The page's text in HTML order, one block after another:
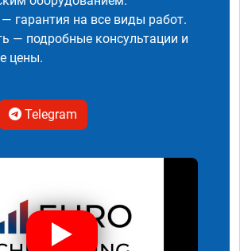
гарантия на все виды работ.
— подробные консультации и
цены.
Telegram